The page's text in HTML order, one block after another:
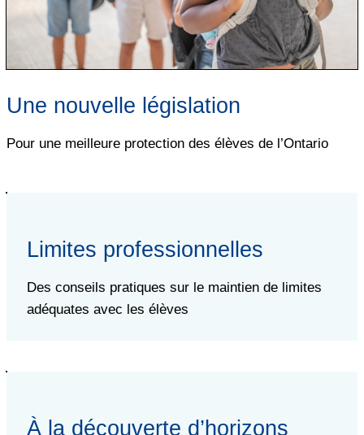
Une nouvelle législation
Pour une meilleure protection des élèves de l’Ontario
Limites professionnelles
Des conseils pratiques sur le maintien de limites
adéquates avec les élèves
À la découverte d’horizons